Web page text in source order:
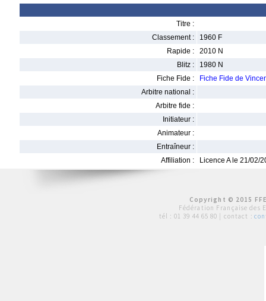
Titre :
Classement :
1960 F
Rapide :
2010 N
Blitz :
1980 N
Fiche Fide :
Fiche Fide de
Arbitre national :
Arbitre fide :
Initiateur :
Animateur :
Entraîneur :
Affiliation :
Licence A le 21/02/
Copyright © 2015
Fédération Française des
tél : 01 39 44 65 80 | contact :